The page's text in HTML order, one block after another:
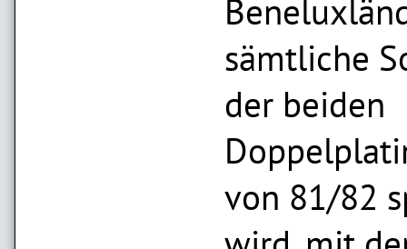
sämtliche
der beiden
von 81/82